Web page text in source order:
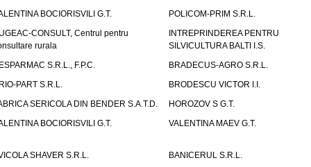
BOCIORISVILI G.T.
POLICOM-PRIM S.R.L.
CONSULT, Centrul pentru
rurala
INTREPRINDEREA PENTRU
SILVICULTURA BALTI I.S.
S.R.L., F.P.C.
BRADECUS-AGRO S.R.L.
PART S.R.L.
BRODESCU VICTOR I.I.
SERICOLA DIN BENDER S.A.T.D.
HOROZOV S G.T.
BOCIORISVILI G.T.
VALENTINA MAEV G.T.
SHAVER S.R.L.
BANICERUL S.R.L.